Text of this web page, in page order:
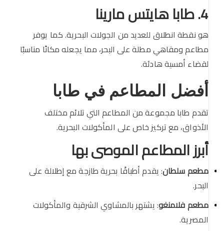
4. طابا هايتس مارينا
هو نقطة انطلاق للعديد من الجولات البحرية. كما يوفر
مطاعم ومقاهي مطلة على البحر، مما يجعله مكانًا مناسبًا
لقضاء أمسية هادئة.
أفضل المطاعم في طابا
تقدم طابا مجموعة من المطاعم التي تلائم مختلف
الأذواق، مع تركيز خاص على المأكولات البحرية.
أبرز المطاعم الموصى بها
مطعم سلطان: يقدم أطباقًا بحرية طازجة مع إطلالة على
البحر.
مطعم فلامنغو: يشتهر بالمشاوي الشرقية والمأكولات
المصرية.